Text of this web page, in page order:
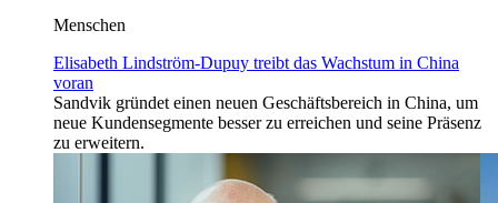
Menschen
Elisabeth Lindström-Dupuy treibt das Wachstum in China
voran
Sandvik gründet einen neuen Geschäftsbereich in China, um
neue Kundensegmente besser zu erreichen und seine Präsenz
zu erweitern.